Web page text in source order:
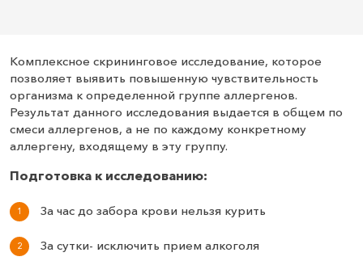
Комплексное скрининговое исследование, которое
позволяет выявить повышенную чувствительность
организма к определенной группе аллергенов.
Результат данного исследования выдается в общем по
смеси аллергенов, а не по каждому конкретному
аллергену, входящему в эту группу.
Подготовка к исследованию:
За час до забора крови нельзя курить
За сутки- исключить прием алкоголя